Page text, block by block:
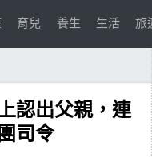
育兒 養生 生活 旅
認出父親，連
司令